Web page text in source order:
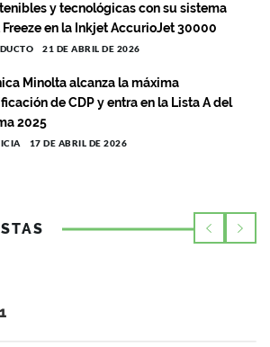
y tecnológicas con su sistema
Freeze en la Inkjet AccurioJet 30000
21 DE ABRIL DE 2026
Minolta alcanza la máxima
de CDP y entra en la Lista A del
2025
17 DE ABRIL DE 2026